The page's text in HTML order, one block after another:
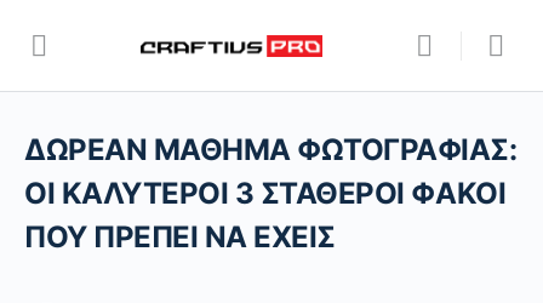
ΔΩΡΕΑΝ ΜΑΘΗΜΑ ΦΩΤΟΓΡΑΦΙΑΣ:
OI ΚΑΛΥΤΕΡΟΙ 3 ΣΤΑΘΕΡΟΙ ΦΑΚΟΙ
ΠΟΥ ΠΡΕΠΕΙ ΝΑ ΕΧΕΙΣ